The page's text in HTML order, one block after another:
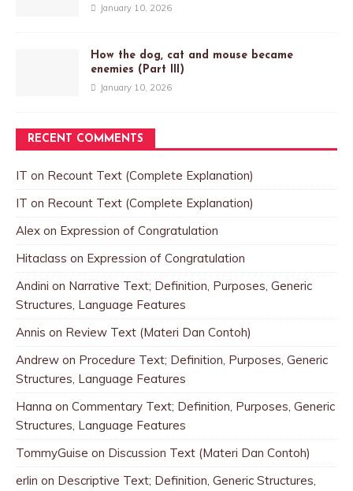
January 10, 2026
How the dog, cat and mouse became
enemies (Part III)
January 10, 2026
RECENT COMMENTS
IT on Recount Text (Complete Explanation)
IT on Recount Text (Complete Explanation)
Alex on Expression of Congratulation
Hitaclass on Expression of Congratulation
Andini on Narrative Text; Definition, Purposes, Generic
Structures, Language Features
Annis on Review Text (Materi Dan Contoh)
Andrew on Procedure Text; Definition, Purposes, Generic
Structures, Language Features
Hanna on Commentary Text; Definition, Purposes, Generic
Structures, Language Features
TommyGuise on Discussion Text (Materi Dan Contoh)
erlin on Descriptive Text; Definition, Generic Structures,